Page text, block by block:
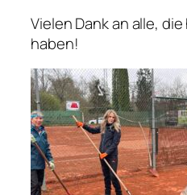
Vielen Dank an alle,
haben!